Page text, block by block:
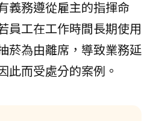
義務遵從雇主的指揮命
員工在工作時間長期使用
菸為由離席，導致業務延
此而受處分的案例。